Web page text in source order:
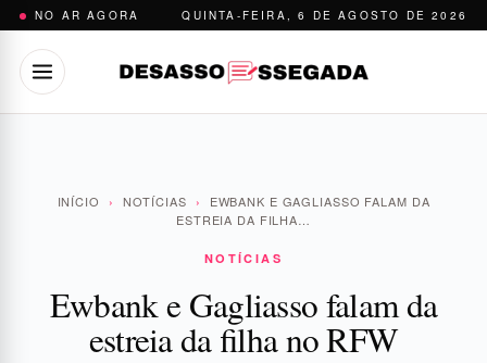
Pular
conteúdo
NO AR AGORA QUINTA-FEIRA, 6 DE AGOSTO DE 2026
INÍCIO › NOTÍCIAS ›
EWBANK E GAGLIASSO FALAM DA
ESTREIA DA FILHA…
NOTÍCIAS
Ewbank e Gagliasso falam da
estreia da filha no RFW